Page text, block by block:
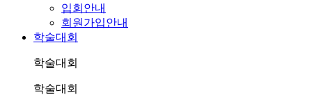
입회안내
회원가입안내
학술대회
학술대회
학술대회